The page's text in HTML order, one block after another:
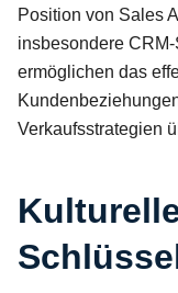
Position von Sales
insbesondere
ermöglichen das
Verkaufsstrategien